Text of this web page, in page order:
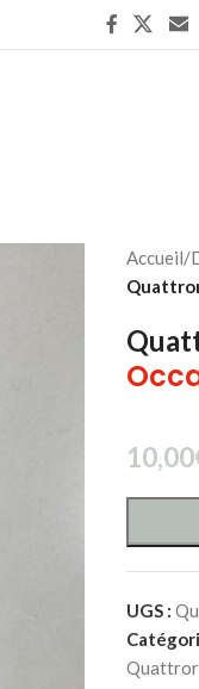
Accueil/
10,00
UGS :